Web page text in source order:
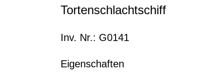
Tortenschlachtschiff
Inv. Nr.: G0141
Eigenschaften